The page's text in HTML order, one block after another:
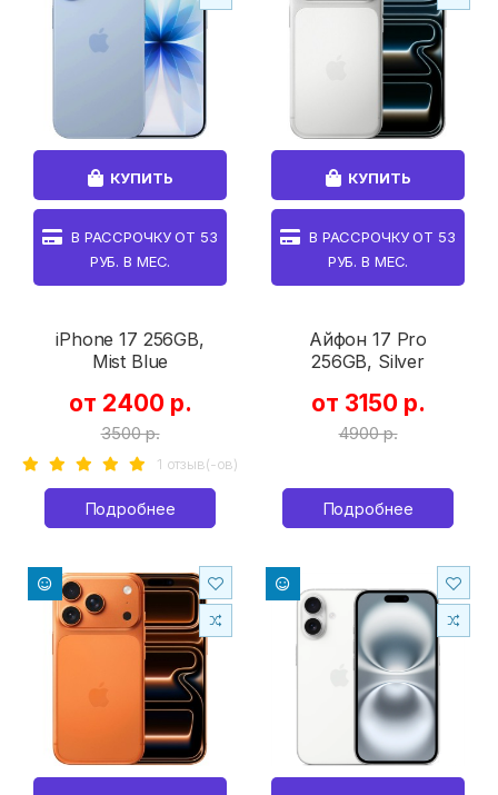
КУПИТЬ
В РАССРОЧКУ ОТ 53
РУБ. В МЕС.
iPhone 17 256GB,
Mist Blue
от 2400 р.
3500 р.
1 отзыв(-ов)
Подробнее
КУПИТЬ
В РАССРОЧКУ ОТ 53
РУБ. В МЕС.
Айфон 17 Pro
256GB, Silver
от 3150 р.
4900 р.
Подробнее